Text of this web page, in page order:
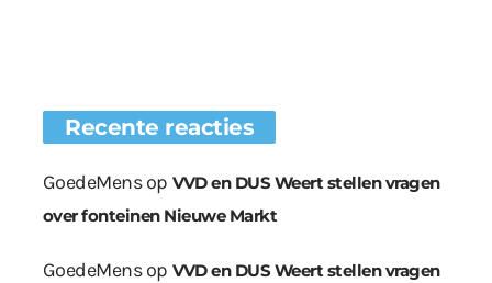
Recente reacties
GoedeMensop VVD en DUS Weert stellen vragen
over fonteinen Nieuwe Markt
GoedeMensop VVD en DUS Weert stellen vragen